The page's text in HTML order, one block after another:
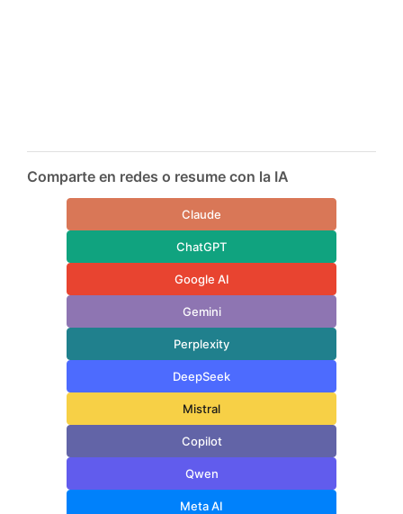
Comparte en redes o resume con la IA
Claude
ChatGPT
Google AI
Gemini
Perplexity
DeepSeek
Mistral
Copilot
Qwen
Meta AI